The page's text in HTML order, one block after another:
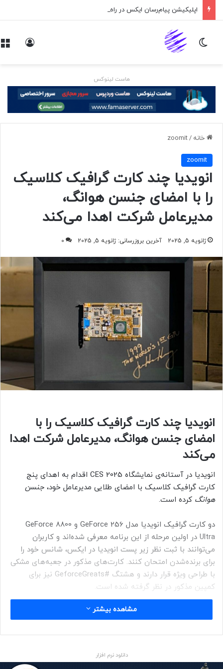
اپلیکیشن پیام‌رسان ایکس در راه است
تغییر پوسته
هاست لینوکس
خانه /
zoomit
zoomit
انویدیا چند کارت گرافیک کلاسیک
را با امضای جنسن هوانگ،
مدیرعامل شرکت اهدا می‌کند
ژانویه 5, 2025 آخرین بروزرسانی: ژانویه 5, 2025 0
انویدیا چند کارت گرافیک کلاسیک را با
امضای جنسن هوانگ، مدیرعامل شرکت اهدا
می‌کند
انویدیا در آستانه‌ی نمایشگاه CES 2025 اقدام به اهدای پنج
کارت گرافیک کلاسیک با امضای طلایی مدیرعامل خود، جنسن
هوانگ کرده است.
دو کارت گرافیک انویدیا مدل GeForce 256 و GeForce 8800
Ultra در اولین مرحله از این برنامه معرفی شده‌اند و کاربران
می‌توانند با ثبت نظر زیر پست انویدیا در ایکس، شانس خود را
برای برنده‌شدن امتحان کنند. کارت‌های مذکور در جعبه‌های مشکی
با طراحی ویژه قرار دارند و هشتگ #GeforceGreats نیز برای
کمپین مذکور در نظر گرفته شده است.
شد، جایگاه ویژه‌ای در تاریخ فناوری دارد. این کارت گرافیک در
مشاهده بیشتر
دانلود نرم افزار